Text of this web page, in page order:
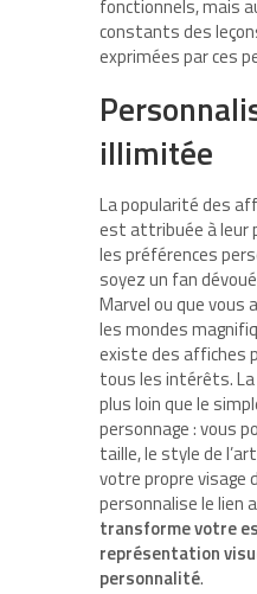
fonctionnels, mais
constants des
exprimées par ces
illimitée
La popularité des
est attribuée à leur
les préférences
soyez un fan
Marvel ou que vous
les mondes
existe des affiches
tous les intérêts.
plus loin que le
personnage : vous
taille, le style de
votre propre visage
personnalise le lien
transforme votre
représentation
personnalité.